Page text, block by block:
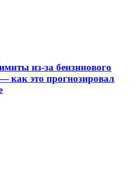
из-за бензинового
как это прогнозировал